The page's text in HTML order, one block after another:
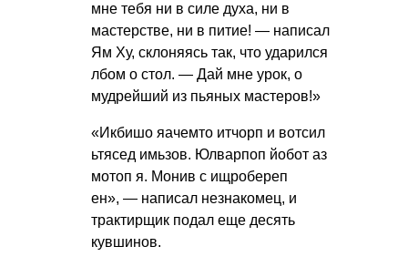
мне тебя ни в силе духа, ни в
мастерстве, ни в питие! — написал
Ям Ху, склоняясь так, что ударился
лбом о стол. — Дай мне урок, о
мудрейший из пьяных мастеров!»
«Икбишо яачемто итчорп и вотсил
ьтясед имьзов. Юлварпоп йобот аз
мотоп я. Монив с ищробереп
ен», — написал незнакомец, и
трактирщик подал еще десять
кувшинов.